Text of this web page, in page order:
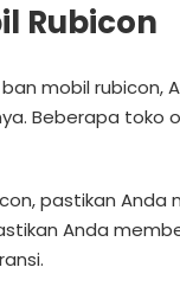
Rubicon
mobil rubicon,
Beberapa toko
pastikan Anda
Anda